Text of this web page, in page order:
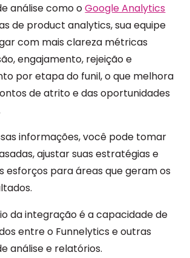
análise como oGoogle Analytics
de product analytics, sua equipe
com mais clareza métricas
engajamento, rejeição e
por etapa do funil, o que melhora
de atrito e das oportunidades
informações, você pode tomar
ajustar suas estratégias e
esforços para áreas que geram os
da integração é a capacidade de
entre o Funnelytics e outras
análise e relatórios.